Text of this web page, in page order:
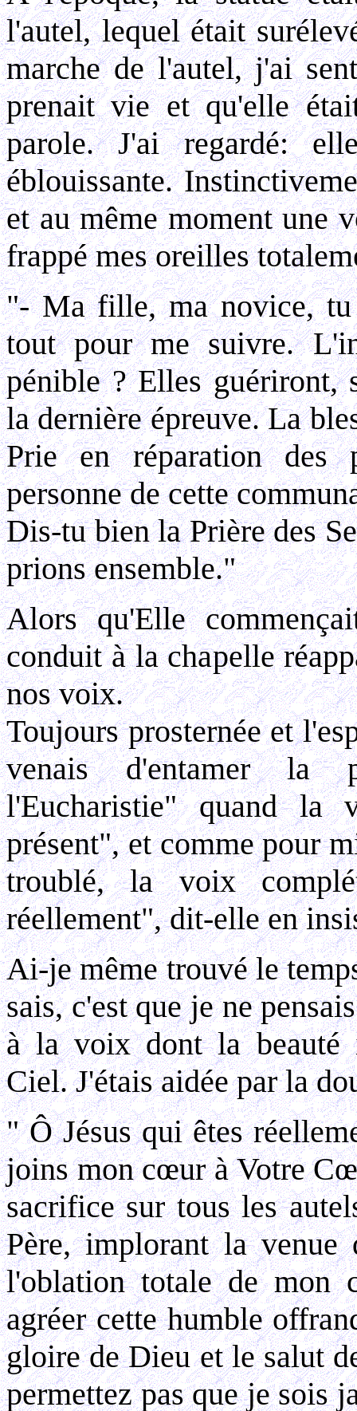
l'autel, lequel était
marche de l'autel, j'ai
prenait vie et qu'elle
parole. J'ai regardé:
éblouissante.
et au même moment une
frappé mes oreilles
"- Ma fille, ma novice, tu
tout pour me suivre.
pénible ? Elles guériront,
la dernière épreuve. La
Prie en réparation des
personne de cette
Dis-tu bien la Prière des
prions ensemble."
Alors qu'Elle
conduit à la chapelle
nos voix.
Toujours prosternée et
venais d'entamer la
l'Eucharistie" quand la
présent", et comme pour
troublé, la voix
réellement", dit-elle en
Ai-je même trouvé le
sais, c'est que je ne
à la voix dont la beauté
Ciel. J'étais aidée par la
" Ô Jésus qui êtes
joins mon cœur à Votre
sacrifice sur tous les
Père, implorant la
l'oblation totale de mon
agréer cette humble
gloire de Dieu et le salut
permettez pas que je sois